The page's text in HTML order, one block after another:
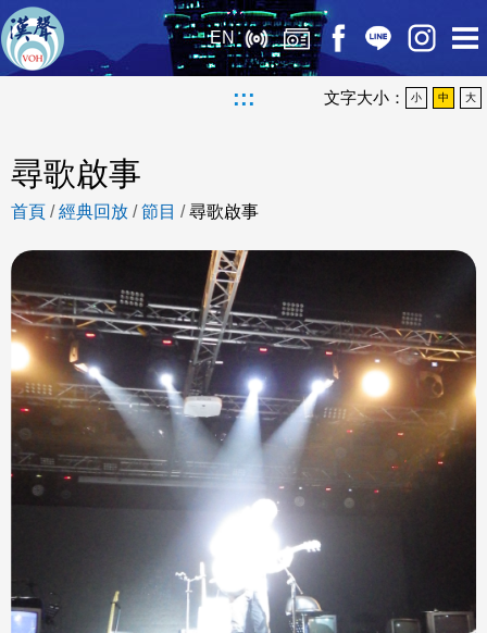
EN
::: 文字大小： 小 中 大
尋歌啟事
首頁 /經典回放 /節目 /尋歌啟事